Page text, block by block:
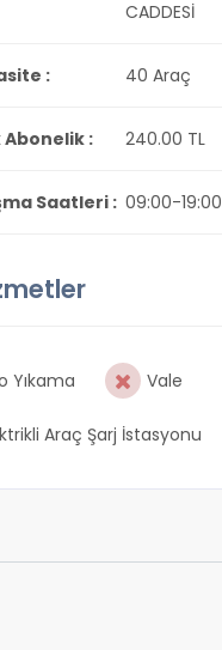
CADDESİ
: 40 Araç
Abonelik : 240.00 TL
Saatleri : 09:00-19:00
Yıkama Vale
Araç Şarj İstasyonu